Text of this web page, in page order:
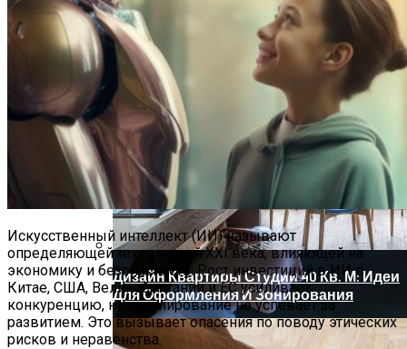
Новый Метод Сканирования Мозга
Помогает Выявить Причины
Депрессии
Дизайн Квартиры Студии 40 Кв. М: Идеи
Для Оформления И Зонирования
Искусственный интеллект (ИИ) называют
определяющей технологией XXI века, влияющей на
экономику и безопасность. Рост инвестиций в ИИ в
Китае, США, Великобритании и ЕС усиливает
конкуренцию, но регулирование не успевает за
развитием. Это вызывает опасения по поводу этических
рисков и неравенства.